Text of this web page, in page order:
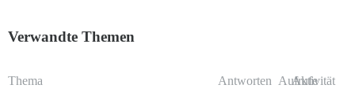
Verwandte Themen
Thema Antworten Aufrufe
Aktivität